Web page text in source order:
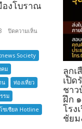
องโบราณ
ปิดความเห็น
เล่า
ตำนาน
โบราณ
สมุทรปราการ
Society
คม
น
ท่องเที่ยว
รม
โซเซียล Hotline
ลูกเ
เปิด
ชาว
ฝึก
โรง
ชัยม